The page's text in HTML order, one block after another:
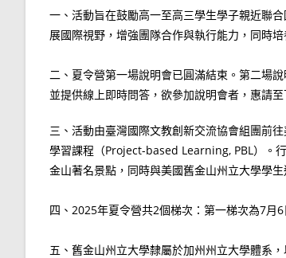
一、活動旨在鼓勵高一至高三學生學子親近聯
展國際視野，增強團隊合作與執行能力，同時
二、夏令營第一場說明會已圓滿結束。第二場
並提供線上即時問答，欲參加說明會者，惠請
三、活動由臺灣國際文教創新交流協會組團前
學習課程（Project-based Learning, PBL）。
金山著名景點，同時與美國舊金山州立大學學
四、2025年夏令營共2個梯次：第一梯次為7月
五、舊金山州立大學隸屬於加州州立大學體系